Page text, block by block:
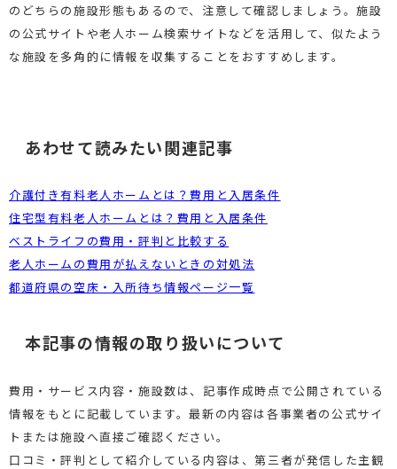
のどちらの施設形態もあるので、注意して確認しましょう。施設
の公式サイトや老人ホーム検索サイトなどを活用して、似たよう
な施設を多角的に情報を収集することをおすすめします。
あわせて読みたい関連記事
介護付き有料老人ホームとは？費用と入居条件
住宅型有料老人ホームとは？費用と入居条件
ベストライフの費用・評判と比較する
老人ホームの費用が払えないときの対処法
都道府県の空床・入所待ち情報ページ一覧
本記事の情報の取り扱いについて
費用・サービス内容・施設数は、記事作成時点で公開されている
情報をもとに記載しています。最新の内容は各事業者の公式サイ
トまたは施設へ直接ご確認ください。
口コミ・評判として紹介している内容は、第三者が発信した主観